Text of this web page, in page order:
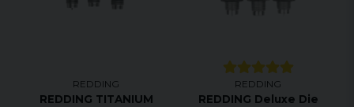
REDDING
REDDING TITANIUM
REDDING
REDDING Deluxe Die